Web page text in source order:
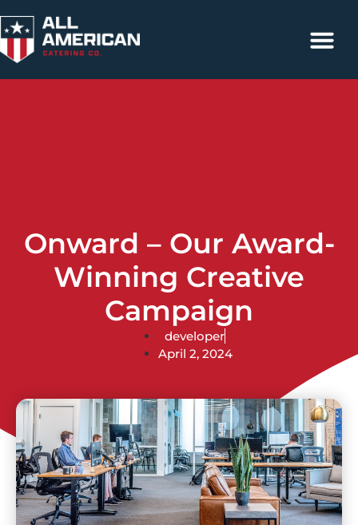
Onward – Our Award-
Winning Creative
Campaign
developer
April 2, 2024